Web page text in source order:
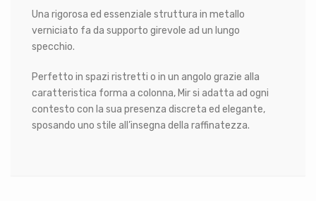
Una rigorosa ed essenziale struttura in metallo
verniciato fa da supporto girevole ad un lungo
specchio.
Perfetto in spazi ristretti o in un angolo grazie alla
caratteristica forma a colonna, Mir si adatta ad ogni
contesto con la sua presenza discreta ed elegante,
sposando uno stile all’insegna della raffinatezza.